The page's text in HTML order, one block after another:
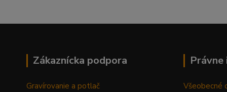
Zákaznícka podpora
Gravírovanie a potlač Všeobecné